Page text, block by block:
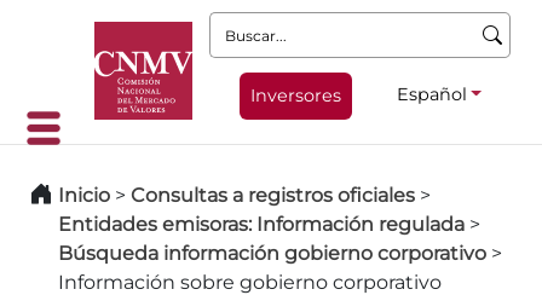
Buscar:
Inversores Español
Inicio > Consultas a registros oficiales >
Entidades emisoras: Información regulada >
Búsqueda información gobierno corporativo >
Información sobre gobierno corporativo